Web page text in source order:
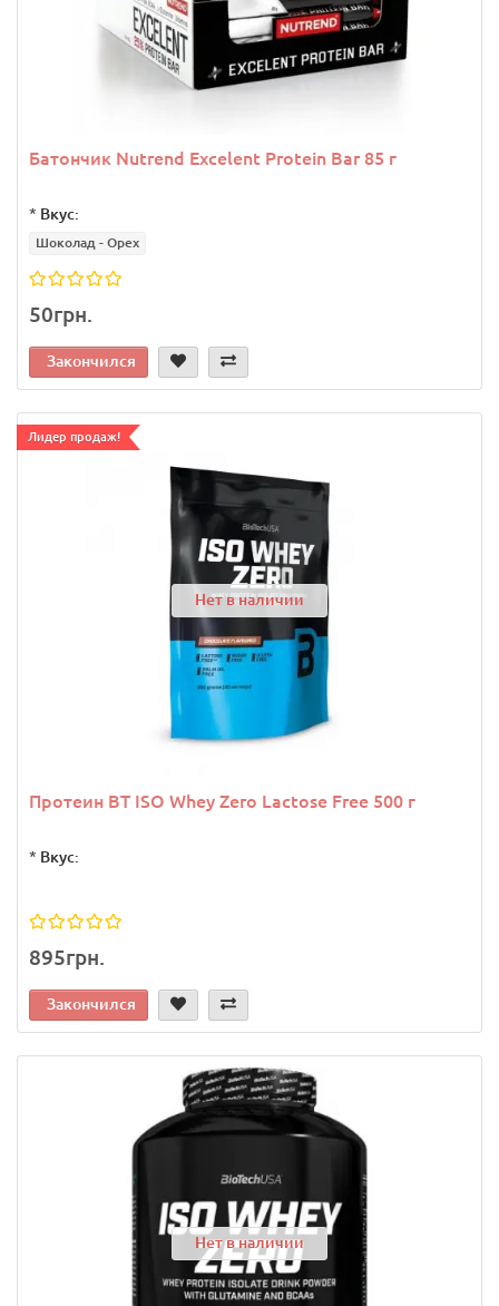
Батончик Nutrend Excelent Protein Bar 85 г
* Вкус:
Шоколад - Орех
50грн.
Закончился
Лидер продаж!
Нет в наличии
Протеин BT ISO Whey Zero Lactose Free 500 г
* Вкус:
895грн.
Закончился
Нет в наличии